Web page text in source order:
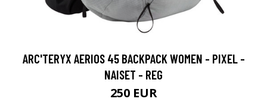
ARC'TERYX AERIOS 45 BACKPACK WOMEN - PIXEL -
NAISET - REG
250 EUR